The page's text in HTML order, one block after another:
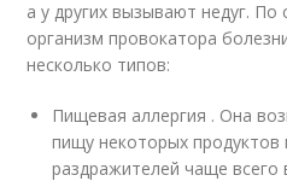
а у других вызывают недуг. По
организм провокатора
несколько типов:
Пищевая аллергия . Она
пищу некоторых продуктов
раздражителей чаще